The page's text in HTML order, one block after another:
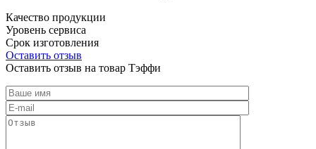
Качество продукции
Уровень сервиса
Срок изготовления
Оставить отзыв
Оставить отзыв на товар Тэффи